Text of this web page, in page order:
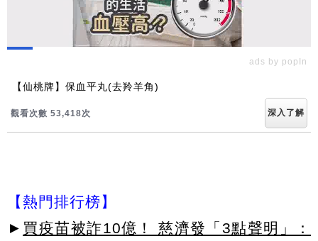
ads by popIn
【仙桃牌】保血平丸(去羚羊角)
觀看次數 53,423次 深入了解
【熱門排行榜】
► 買疫苗被詐10億！ 慈濟發「3點聲明」：